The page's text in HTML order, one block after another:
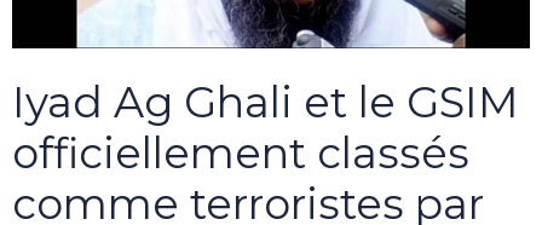
Iyad Ag Ghali et le GSIM
officiellement classés
comme terroristes par